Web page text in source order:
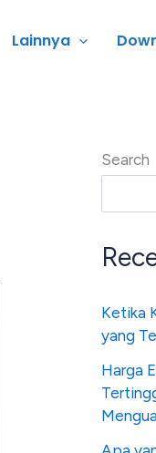
Lainnya
Search
Ketika
yang
Harga